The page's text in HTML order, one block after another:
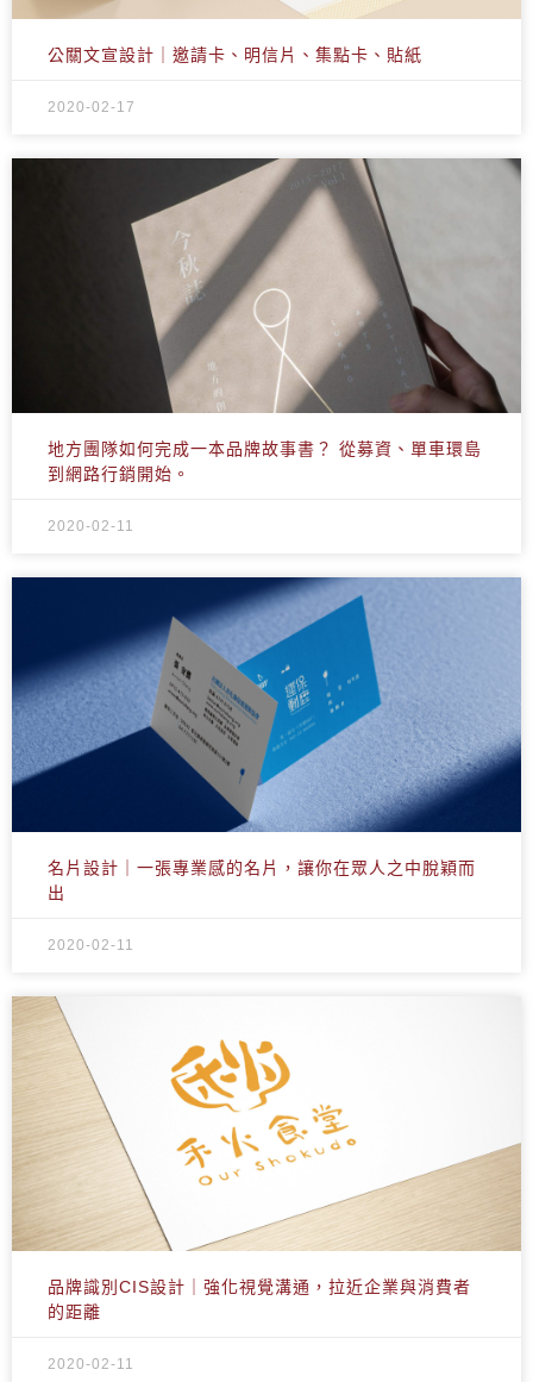
公關文宣設計｜邀請卡、明信片、集點卡、貼紙
2020-02-17
地方團隊如何完成一本品牌故事書？ 從募資、單車環島
到網路行銷開始。
2020-02-11
名片設計｜一張專業感的名片，讓你在眾人之中脫穎而
出
2020-02-11
品牌識別CIS設計｜強化視覺溝通，拉近企業與消費者
的距離
2020-02-11